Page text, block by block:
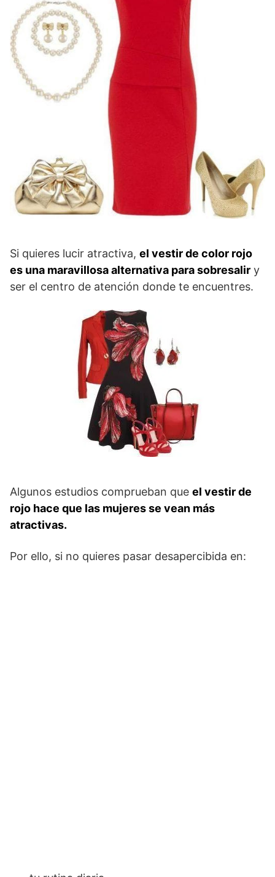
Si quieres lucir atractiva, el vestir de color rojo
es una maravillosa alternativa para sobresalir y
ser el centro de atención donde te encuentres.
Algunos estudios comprueban que el vestir de
rojo hace que las mujeres se vean más
atractivas.
Por ello, si no quieres pasar desapercibida en: